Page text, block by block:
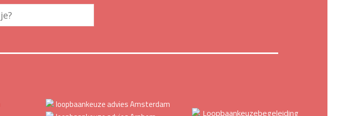
loopbaankeuze advies Amsterdam
Loopbaankeuzebegeleiding